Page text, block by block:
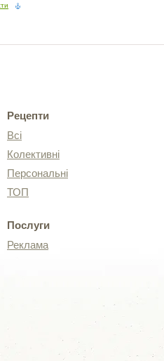
Рецепти
Всі
Колективні
Персональні
ТОП
Послуги
Реклама